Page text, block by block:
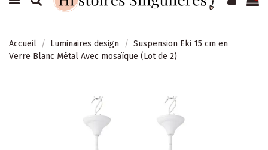
Accueil Luminaires design
Suspension Eki 15 cm en
Verre Blanc Métal Avec mosaïque (Lot de 2)